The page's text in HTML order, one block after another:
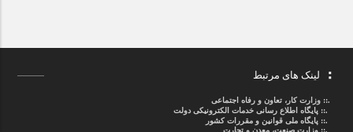
لینک های مرتبط
.::وزارت کار، تعاون و رفاه اجتماعی
.::پایگاه اطلاع رسانی خدمات الکترونیکی دولت
.::پایگاه ملی قوانین و مقررات کشور
.:: وزارت صنعت، معدن و تجارت